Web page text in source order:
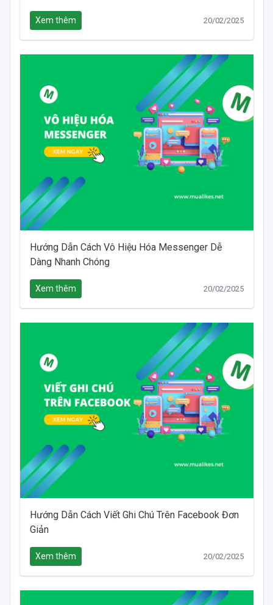
Xem thêm 20/02/2025
Hướng Dẫn Cách Vô Hiệu Hóa Messenger Dễ
Dàng Nhanh Chóng
Xem thêm 20/02/2025
Hướng Dẫn Cách Viết Ghi Chú Trên Facebook Đơn
Giản
Xem thêm 20/02/2025